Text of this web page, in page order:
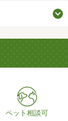
ペット相談可